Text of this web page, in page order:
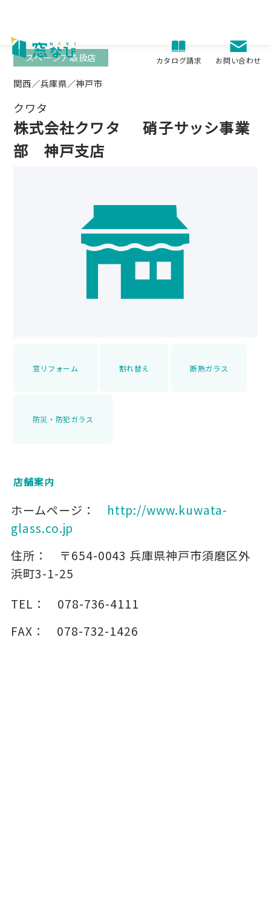
content
カタログ請求 お問い合わせ
関西／兵庫県／神戸市
クワタ
株式会社クワタ
硝子サッシ事業
部 神戸支店
スペーシア取扱店
窓リフォーム 割れ替え 断熱ガラス
防災・防犯ガラス
店舗案内
ホームページ：
http://www.kuwata-
glass.co.jp
住所：
〒654-0043 兵庫県神戸市須磨区外
浜町3-1-25
TEL：
078-736-4111
FAX：
078-732-1426